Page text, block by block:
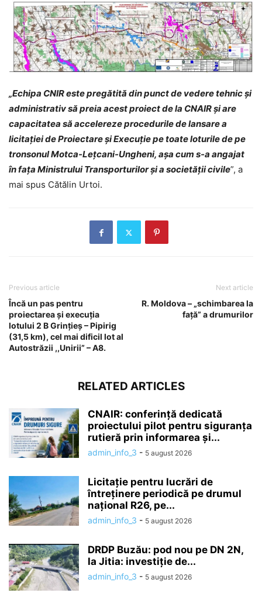
„Echipa CNIR este pregătită din punct de vedere tehnic și
administrativ să preia acest proiect de la CNAIR și are
capacitatea să accelereze procedurile de lansare a
licitației de Proiectare și Execuție pe toate loturile de pe
tronsonul Motca-Leţcani-Ungheni, așa cum s-a angajat
în fața Ministrului Transporturilor și a societății civile”, a
mai spus Cătălin Urtoi.
Previous article
Încă un pas pentru
proiectarea și execuția
lotului 2 B Grințieș – Pipirig
(31,5 km), cel mai dificil lot al
Autostrăzii ,,Unirii” – A8.
Next article
R. Moldova – „schimbarea la
față” a drumurilor
RELATED ARTICLES
CNAIR: conferință dedicată
proiectului pilot pentru siguranța
rutieră prin informarea și...
admin_info_3 - 5 august 2026
Licitație pentru lucrări de
întreținere periodică pe drumul
național R26, pe...
admin_info_3 - 5 august 2026
DRDP Buzău: pod nou pe DN 2N,
la Jitia: investiție de...
admin_info_3 - 5 august 2026